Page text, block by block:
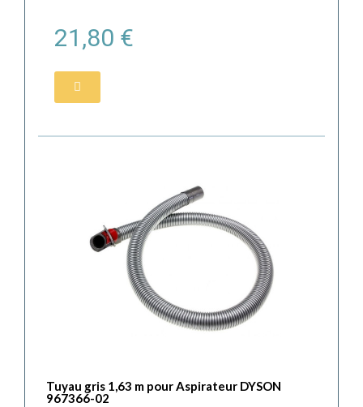
21,80 €
Tuyau gris 1,63 m pour Aspirateur DYSON
967366-02